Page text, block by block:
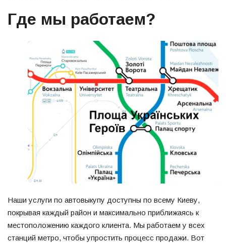
Где мы работаем?
Наши услуги по автовыкупу доступны по всему Киеву,
покрывая каждый район и максимально приближаясь к
местоположению каждого клиента. Мы работаем у всех
станций метро, чтобы упростить процесс продажи. Вот